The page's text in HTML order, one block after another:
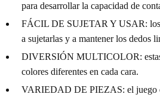
para desarrollar la capacidad de
FÁCIL DE SUJETAR Y USAR: los
a sujetarlas y a mantener los dedos
DIVERSIÓN MULTICOLOR: estas
colores diferentes en cada cara.
VARIEDAD DE PIEZAS: el juego